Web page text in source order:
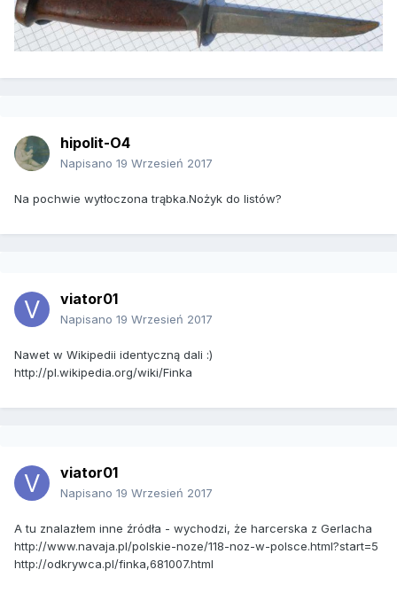
hipolit-O4
Napisano 19 Wrzesień 2017
Na pochwie wytłoczona trąbka.Nożyk do listów?
viator01
Napisano 19 Wrzesień 2017
Nawet w Wikipedii identyczną dali :)
http://pl.wikipedia.org/wiki/Finka
viator01
Napisano 19 Wrzesień 2017
A tu znalazłem inne źródła - wychodzi, że harcerska z Gerlacha
http://www.navaja.pl/polskie-noze/118-noz-w-polsce.html?start=5
http://odkrywca.pl/finka,681007.html